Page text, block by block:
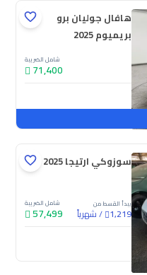
هافال جوليان برو
بريميوم 2025
شامل الضريبة
71,400
سوزوكي ارتيجا GL 2025
يبدأ القسط من
1,219
/شهرياً
شامل الضريبة
57,499